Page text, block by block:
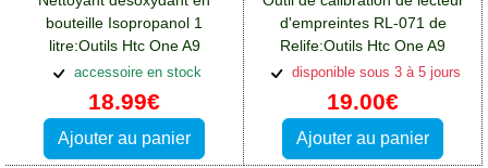
bouteille Isopropanol 1
litre:Outils Htc One A9
accessoire en stock
18.99€
Ajouter au panier
d'empreintes RL-071 de
Relife:Outils Htc One A9
disponible sous 3 à 5 jours
19.00€
Ajouter au panier